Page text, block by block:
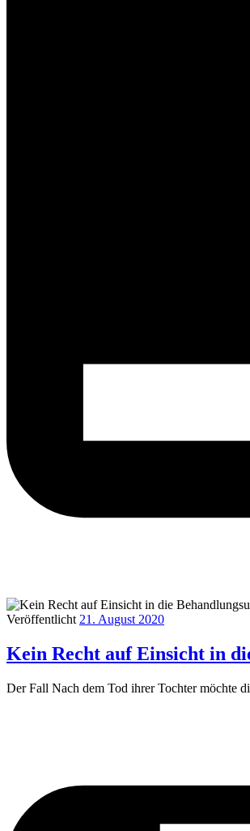
Veröffentlicht 21. August 2020
Kein Recht auf Einsicht in
Der Fall Nach dem Tod ihrer Tochter möchte